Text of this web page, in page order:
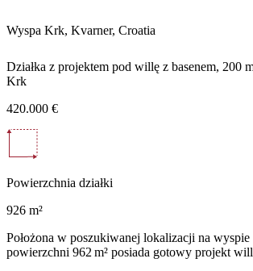
Wyspa Krk, Kvarner, Croatia
Działka z projektem pod willę z basenem, 200
Krk
420.000 €
Powierzchnia działki
926 m²
Położona w poszukiwanej lokalizacji na wyspie
powierzchni 962 m² posiada gotowy projekt